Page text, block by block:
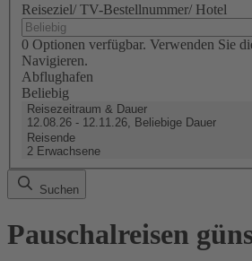
Reiseziel/ TV-Bestellnummer/ Hotel
0 Optionen verfügbar. Verwenden Sie
Navigieren.
Abflughafen
Beliebig
Reisezeitraum & Dauer
12.08.26 - 12.11.26, Beliebige Dauer
Reisende
2 Erwachsene
Suchen
Pauschalreisen